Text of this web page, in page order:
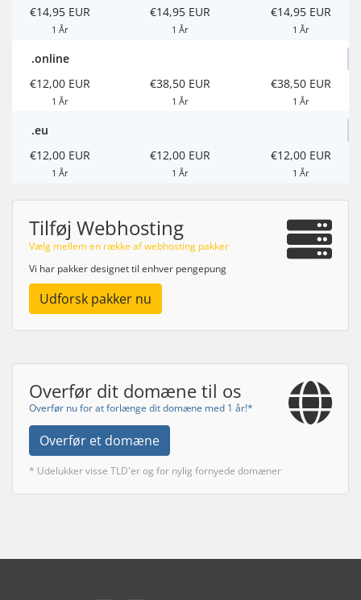
€14,95 EUR
1 År
€14,95 EUR
1 År
€14,95 EUR
1 År
.online
€12,00 EUR
1 År
€38,50 EUR
1 År
€38,50 EUR
1 År
.eu
€12,00 EUR
1 År
€12,00 EUR
1 År
€12,00 EUR
1 År
Tilføj Webhosting
Vælg mellem en række af webhosting pakker
Vi har pakker designet til enhver pengepung
Udforsk pakker nu
Overfør dit domæne til os
Overfør nu for at forlænge dit domæne med 1 år!*
Overfør et domæne
* Udelukker visse TLD'er og for nylig fornyede domæner